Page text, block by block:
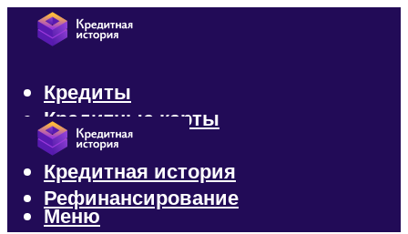
Кредиты
Кредитные карты
Микрозаймы
Кредитная история
Рефинансирование
Меню